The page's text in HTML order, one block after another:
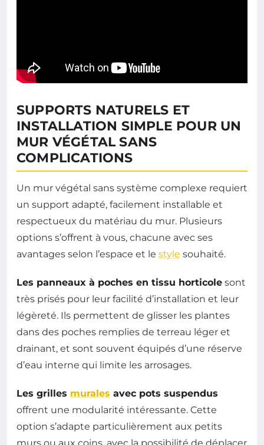
SUPPORTS NATURELS ET
INSTALLATION SIMPLE POUR UN
MUR VÉGÉTAL SANS
COMPLICATIONS
Un mur végétal sans système complexe requiert
un support adapté, facilement installable et
respectueux du matériau du mur. Plusieurs
options s’offrent à vous, chacune avec ses
avantages selon l’espace et le style souhaité.
Les panneaux à poches en tissu horticole sont
très prisés pour leur facilité d’installation et leur
légèreté. Ils permettent de glisser les plantes
dans des poches remplies de terreau léger et
drainant, et sont souvent équipés d’une réserve
d’eau interne qui limite les arrosages.
Les grilles murales avec pots suspendus
offrent une modularité intéressante. Cette
option s’adapte particulièrement aux petits